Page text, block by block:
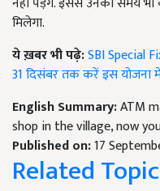
मिलेगा.
ये ख़बर भी पढ़े:SBI Special
31 दिसंबर तक करें इस योजना
English Summary:ATM
shop in the village, now
Published on:17
Related